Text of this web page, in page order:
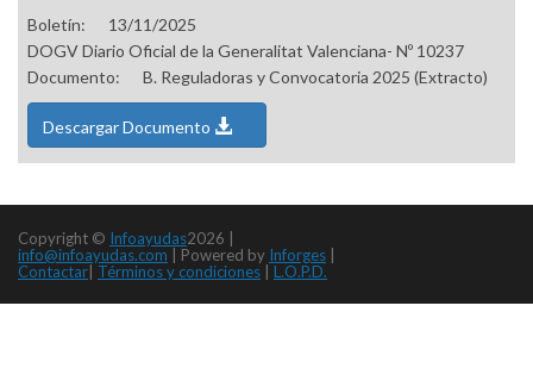
Boletín:
13/11/2025
DOGV Diario Oficial de la Generalitat Valenciana- Nº 10237
Documento:
B. Reguladoras y Convocatoria 2025 (Extracto)
Descargar Documento
Copyright © Infoayudas2026 |
info@infoayudas.com
Powered by Inforges
Contactar Términos y condiciones L.O.P.D.